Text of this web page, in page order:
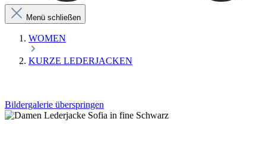
Menü schließen
WOMEN
KURZE LEDERJACKEN
Bildergalerie überspringen